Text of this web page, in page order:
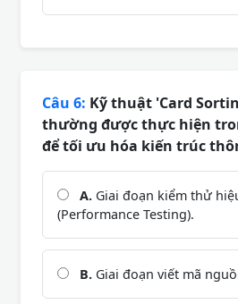
Câu 6: Kỹ thuật 'Card
thường được thực hiện
để tối ưu hóa kiến trúc
A. Giai đoạn kiểm thử
(Performance Testing).
B. Giai đoạn viết mã